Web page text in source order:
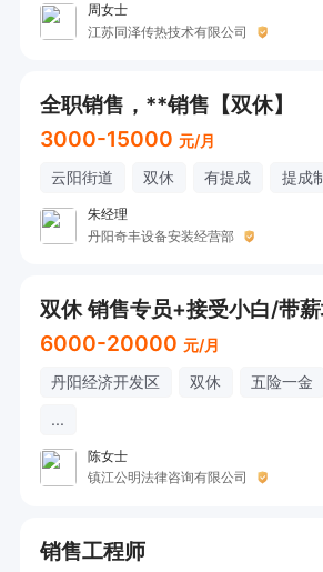
周女士
江苏同泽传热技术有限公司
全职销售，**销售【双休】
3000-15000 元/月
云阳街道 双休 有提成 提成
朱经理
丹阳奇丰设备安装经营部
双休 销售专员+接受小白/带薪
6000-20000 元/月
丹阳经济开发区 双休 五险一金
...
陈女士
镇江公明法律咨询有限公司
销售工程师